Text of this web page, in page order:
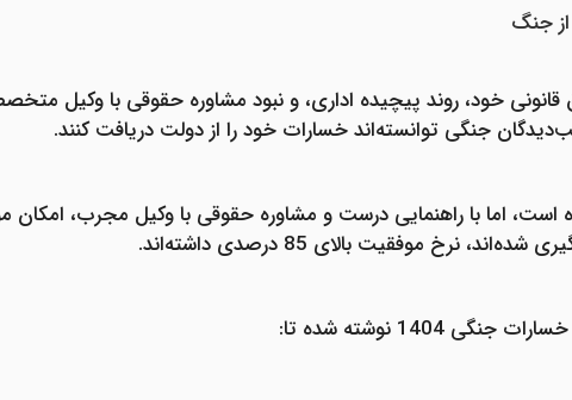
جنگ
خود، روند پیچیده اداری، و نبود مشاوره حقوقی با وکیل
است، اما با راهنمایی درست و مشاوره حقوقی با وکیل مجرب، امکان
موفقیت بالای 85 درصدی داشته‌اند.
خسارات جنگی 1404
نوشته شده تا: